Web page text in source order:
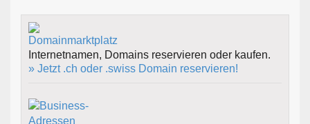
Internetnamen, Domains reservieren oder kaufen.
» Jetzt .ch oder .swiss Domain reservieren!